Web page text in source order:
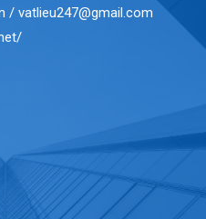
/ vatlieu247@gmail.com